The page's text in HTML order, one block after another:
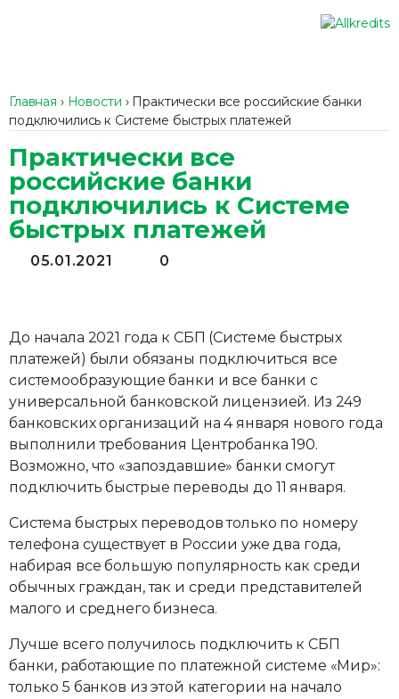
Главная › Новости › Практически все российские банки
подключились к Системе быстрых платежей
Практически все
российские банки
подключились к Системе
быстрых платежей
05.01.2021 0
До начала 2021 года к СБП (Системе быстрых
платежей) были обязаны подключиться все
системообразующие банки и все банки с
универсальной банковской лицензией. Из 249
банковских организаций на 4 января нового года
выполнили требования Центробанка 190.
Возможно, что «запоздавшие» банки смогут
подключить быстрые переводы до 11 января.
Система быстрых переводов только по номеру
телефона существует в России уже два года,
набирая все большую популярность как среди
обычных граждан, так и среди представителей
малого и среднего бизнеса.
Лучше всего получилось подключить к СБП
банки, работающие по платежной системе «Мир»:
только 5 банков из этой категории на начало